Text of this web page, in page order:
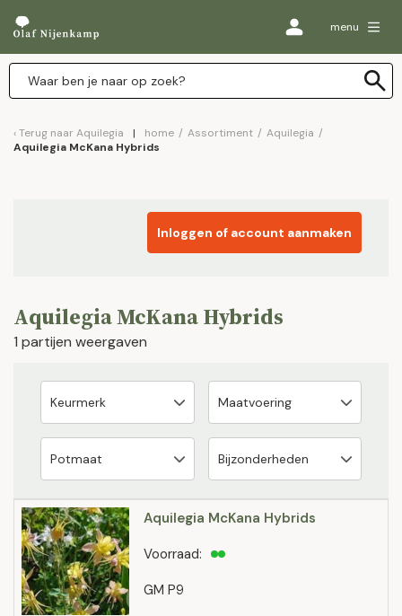
menu
Terug naar Aquilegia home / Assortiment / Aquilegia /
Aquilegia McKana Hybrids
Inloggen of account aanmaken
Aquilegia McKana Hybrids
1 partijen weergaven
Aquilegia McKana Hybrids
GM P9
Voorraad: